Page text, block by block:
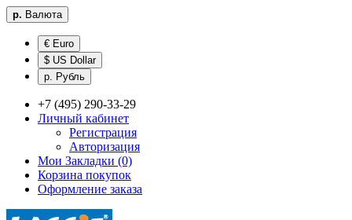
р. Валюта
€ Euro
$ US Dollar
р. Рубль
+7 (495) 290-33-29
Личный кабинет
Регистрация
Авторизация
Мои Закладки (0)
Корзина покупок
Оформление заказа